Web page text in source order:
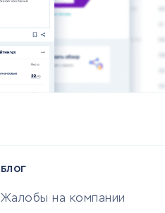
БЛОГ
Жалобы на компании